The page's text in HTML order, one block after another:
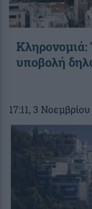
Κληρονομιά:
υποβολή
17:11, 3